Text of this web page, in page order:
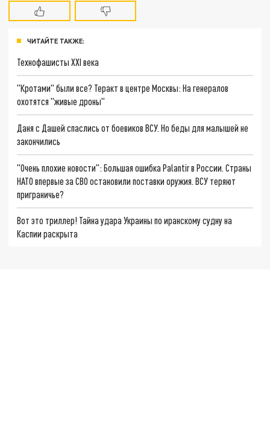
ЧИТАЙТЕ ТАКЖЕ:
Технофашисты XXI века
"Кротами" были все? Теракт в центре Москвы: На генералов
охотятся "живые дроны"
Даня с Дашей спаслись от боевиков ВСУ. Но беды для малышей не
закончились
"Очень плохие новости": Большая ошибка Palantir в России. Страны
НАТО впервые за СВО остановили поставки оружия. ВСУ теряют
приграничье?
Вот это триллер! Тайна удара Украины по иранскому судну на
Каспии раскрыта